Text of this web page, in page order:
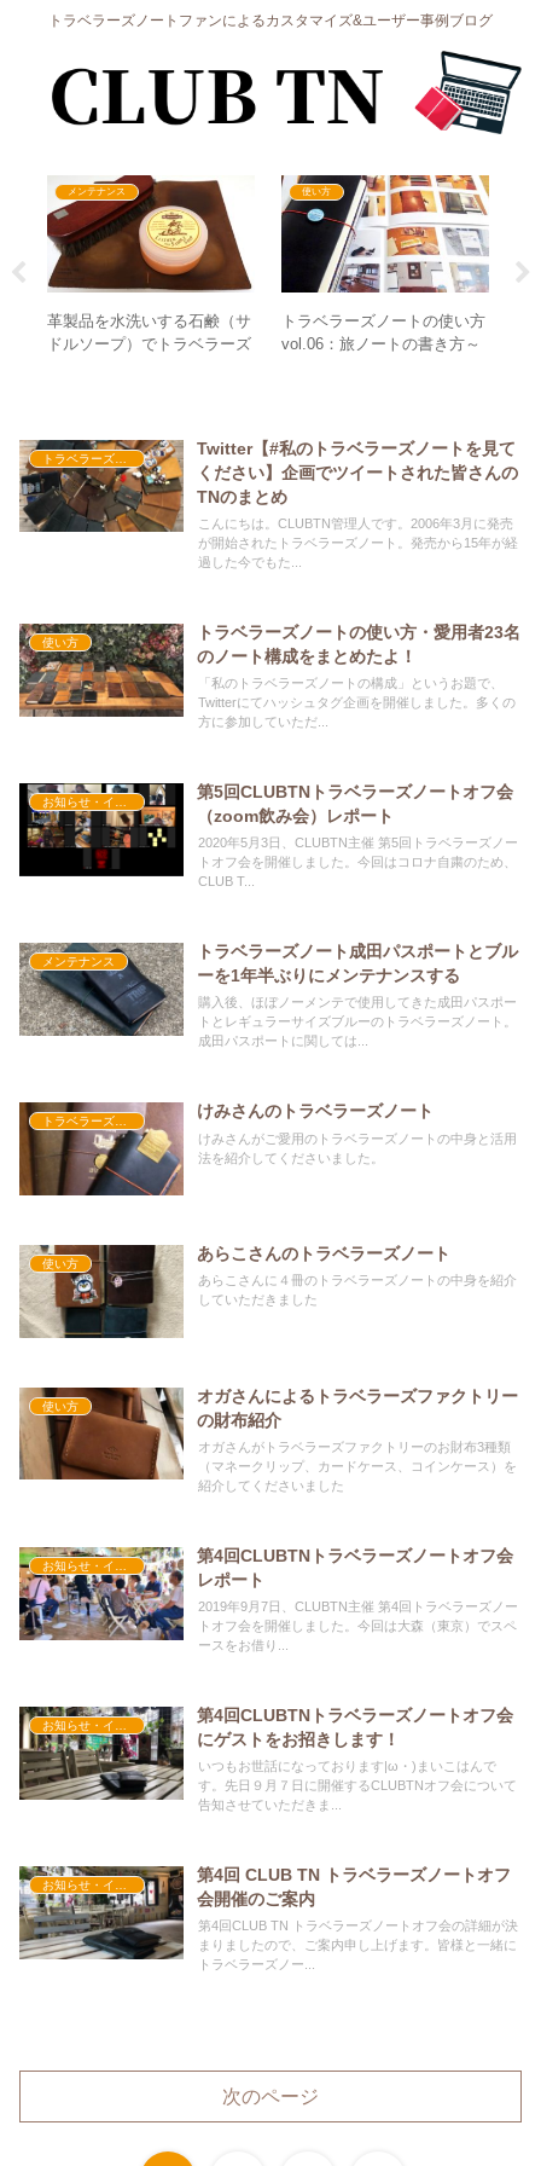
トラベラーズノートファンによるカスタマイズ&ユーザー事例ブログ
メンテナンス
革製品を水洗いする石鹸（サ
ドルソープ）でトラベラーズ
使い方
トラベラーズノートの使い方
vol.06：旅ノートの書き方～
Twitter【#私のトラベラーズノートを見て
ください】企画でツイートされた皆さんの
TNのまとめ
こんにちは。CLUBTN管理人です。2006年3月に発売
が開始されたトラベラーズノート。発売から15年が経
過した今でもた...
使い方
トラベラーズノートの使い方・愛用者23名
のノート構成をまとめたよ！
「私のトラベラーズノートの構成」というお題で、
Twitterにてハッシュタグ企画を開催しました。多くの
方に参加していただ...
第5回CLUBTNトラベラーズノートオフ会
（zoom飲み会）レポート
2020年5月3日、CLUBTN主催 第5回トラベラーズノー
トオフ会を開催しました。今回はコロナ自粛のため、
CLUB T...
メンテナンス
トラベラーズノート成田パスポートとブル
ーを1年半ぶりにメンテナンスする
購入後、ほぼノーメンテで使用してきた成田パスポー
トとレギュラーサイズブルーのトラベラーズノート。
成田パスポートに関しては...
けみさんのトラベラーズノート
けみさんがご愛用のトラベラーズノートの中身と活用
法を紹介してくださいました。
使い方
あらこさんのトラベラーズノート
あらこさんに４冊のトラベラーズノートの中身を紹介
していただきました
使い方
オガさんによるトラベラーズファクトリー
の財布紹介
オガさんがトラベラーズファクトリーのお財布3種類
（マネークリップ、カードケース、コインケース）を
紹介してくださいました
第4回CLUBTNトラベラーズノートオフ会
レポート
2019年9月7日、CLUBTN主催 第4回トラベラーズノー
トオフ会を開催しました。今回は大森（東京）でスペ
ースをお借り...
第4回CLUBTNトラベラーズノートオフ会
にゲストをお招きします！
いつもお世話になっております|ω・)まいこはんで
す。先日９月７日に開催するCLUBTNオフ会について
告知させていただきま...
第4回 CLUB TN トラベラーズノートオフ
会開催のご案内
第4回CLUB TN トラベラーズノートオフ会の詳細が決
まりましたので、ご案内申し上げます。皆様と一緒に
トラベラーズノー...
次のページ